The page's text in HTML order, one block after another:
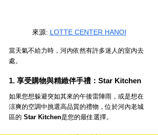
來源: LOTTE CENTER HANOI
當天氣不給力時，河內依然有許多迷人的室內去
處。
1. 享受購物與精緻伴手禮：Star Kitchen
如果您想躲避突如其來的午後雷陣雨，或是想在
涼爽的空調中挑選高品質的禮物，位於河內老城
區的 Star Kitchen是您的最佳選擇。